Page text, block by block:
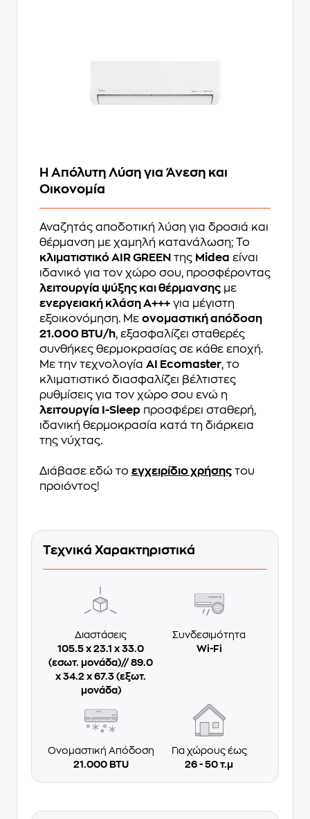
Η Απόλυτη Λύση για Άνεση και
Οικονομία
Αναζητάς αποδοτική λύση για δροσιά και
θέρμανση με χαμηλή κατανάλωση; Το
κλιματιστικό AIR GREEN της Midea είναι
ιδανικό για τον χώρο σου, προσφέροντας
λειτουργία ψύξης και θέρμανσης με
ενεργειακή κλάση A+++ για μέγιστη
εξοικονόμηση. Με ονομαστική απόδοση
21.000 BTU/h, εξασφαλίζει σταθερές
συνθήκες θερμοκρασίας σε κάθε εποχή.
Με την τεχνολογία AI Ecomaster, το
κλιματιστικό διασφαλίζει βέλτιστες
ρυθμίσεις για τον χώρο σου ενώ η
λειτουργία I-Sleep προσφέρει σταθερή,
ιδανική θερμοκρασία κατά τη διάρκεια
της νύχτας.
Διάβασε εδώ το εγχειρίδιο χρήσης του
προιόντος!
Τεχνικά Χαρακτηριστικά
Διαστάσεις
105.5 x 23.1 x 33.0
(εσωτ. μονάδα)// 89.0
x 34.2 x 67.3 (εξωτ.
μονάδα)
Συνδεσιμότητα
Wi-Fi
Ονομαστική Απόδοση
21.000 BTU
Για χώρους έως
26 - 50 τ.μ